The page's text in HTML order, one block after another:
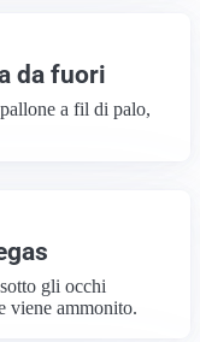
da fuori
a fil di palo,
gli occhi
viene ammonito.